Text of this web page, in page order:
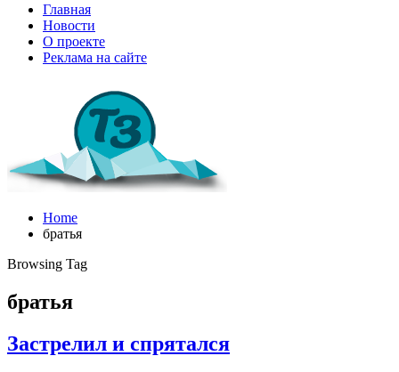
Главная
Новости
О проекте
Реклама на сайте
Home
братья
Browsing Tag
братья
Застрелил и спрятался